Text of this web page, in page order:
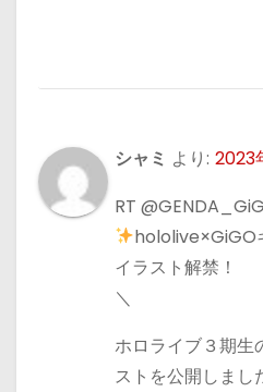
シャミ より: 2023
RT
hololive×GiGO
イラスト解禁！
＼
ホロライブ３期生
ストを公開しまし